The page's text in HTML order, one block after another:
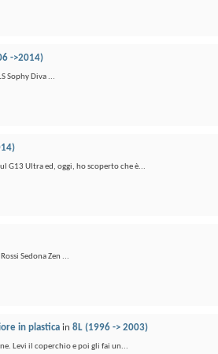
->2014)
Sophy Diva ...
G13 Ultra ed, oggi, ho scoperto che è...
Sedona Zen ...
in plastica in 8L (1996 -> 2003)
Levi il coperchio e poi gli fai un...